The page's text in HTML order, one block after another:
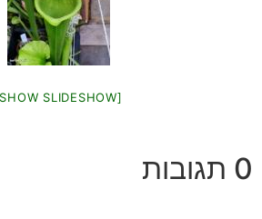
[SHOW SLIDESHOW]
0 תגובות